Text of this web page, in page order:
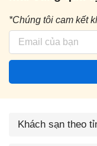
*Chúng tôi cam kết
Khách sạn theo